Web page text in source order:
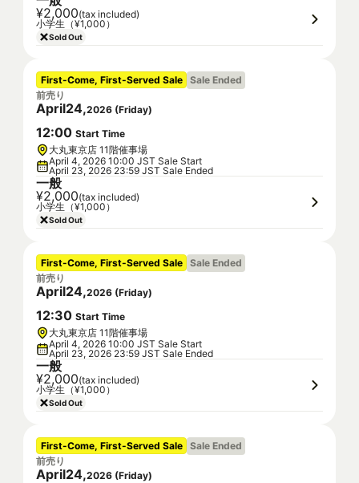
¥2,000(tax included)
小学生（¥1,000）
Sold Out
First-Come, First-Served Sale Sale Ended
前売り
April24,2026 (Friday)
12:00 Start Time
大丸東京店 11階催事場
April 4, 2026 10:00 JST Sale Start
April 23, 2026 23:59 JST Sale Ended
一般
¥2,000(tax included)
小学生（¥1,000）
Sold Out
First-Come, First-Served Sale Sale Ended
前売り
April24,2026 (Friday)
12:30 Start Time
大丸東京店 11階催事場
April 4, 2026 10:00 JST Sale Start
April 23, 2026 23:59 JST Sale Ended
一般
¥2,000(tax included)
小学生（¥1,000）
Sold Out
First-Come, First-Served Sale Sale Ended
前売り
April24,2026 (Friday)